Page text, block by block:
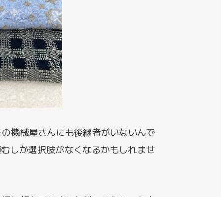
機械屋さんにも後継者がいないんで
しか選択肢がなくなるかもしれませ